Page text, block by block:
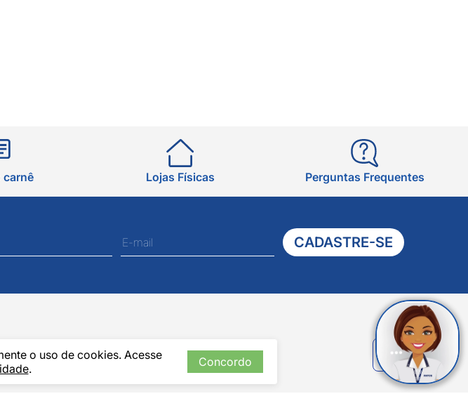
o uso de cookies. Acesse
. Concordo
carnê Lojas Físicas Perguntas Frequentes
CADASTRE-SE
Verificada
por